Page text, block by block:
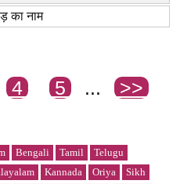
का नाम
4 5 ... >>
Bengali Tamil
Telugu
Kannada Oriya
Sikh